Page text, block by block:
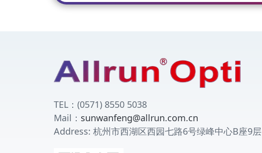
TEL：(0571) 8550 5038
Mail： sunwanfeng@allrun.com.cn
Address: 杭州市西湖区西园七路6号绿峰中心B座9层